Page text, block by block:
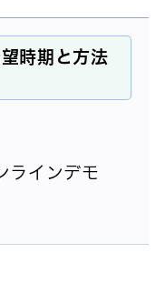
時期と方法
ラインデモ